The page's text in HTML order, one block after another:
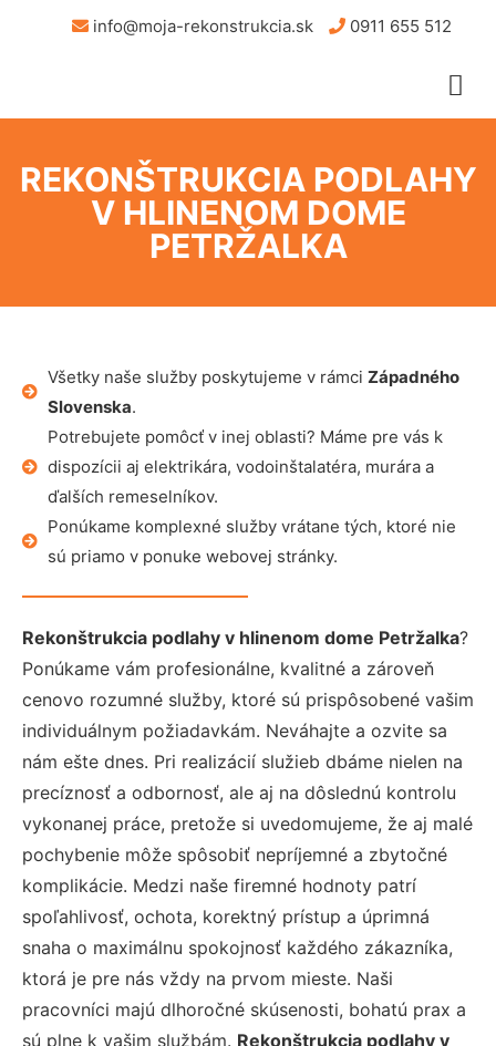
info@moja-rekonstrukcia.sk 0911 655 512
REKONŠTRUKCIA PODLAHY
V HLINENOM DOME
PETRŽALKA
Všetky naše služby poskytujeme v rámci Západného
Slovenska.
Potrebujete pomôcť v inej oblasti? Máme pre vás k
dispozícii aj elektrikára, vodoinštalatéra, murára a
ďalších remeselníkov.
Ponúkame komplexné služby vrátane tých, ktoré nie
sú priamo v ponuke webovej stránky.
Rekonštrukcia podlahy v hlinenom dome Petržalka?
Ponúkame vám profesionálne, kvalitné a zároveň
cenovo rozumné služby, ktoré sú prispôsobené vašim
individuálnym požiadavkám. Neváhajte a ozvite sa
nám ešte dnes. Pri realizácií služieb dbáme nielen na
precíznosť a odbornosť, ale aj na dôslednú kontrolu
vykonanej práce, pretože si uvedomujeme, že aj malé
pochybenie môže spôsobiť nepríjemné a zbytočné
komplikácie. Medzi naše firemné hodnoty patrí
spoľahlivosť, ochota, korektný prístup a úprimná
snaha o maximálnu spokojnosť každého zákazníka,
ktorá je pre nás vždy na prvom mieste. Naši
pracovníci majú dlhoročné skúsenosti, bohatú prax a
sú plne k vašim službám. Rekonštrukcia podlahy v